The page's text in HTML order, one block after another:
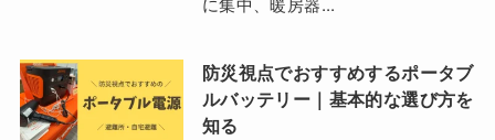
防災視点でおすすめするポータブ
ルバッテリー｜基本的な選び方を
知る